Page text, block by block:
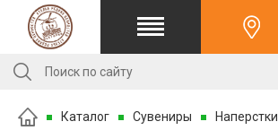
Каталог Сувениры Наперстки